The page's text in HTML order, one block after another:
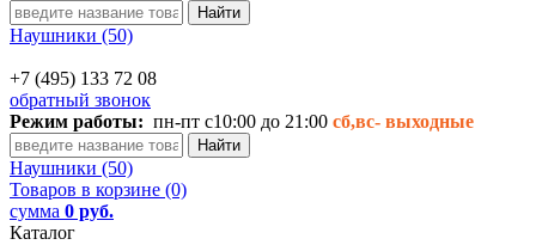
Наушники (50)
+7 (495) 133 72 08
обратный звонок
Режим работы: пн-пт с10:00 до 21:00 сб,вс- выходные
Наушники (50)
Товаров в корзине (0)
сумма 0 руб.
Каталог